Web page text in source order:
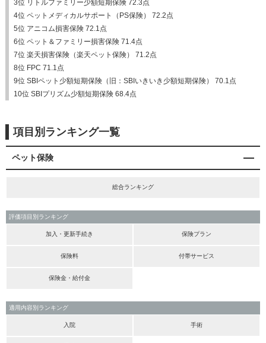
3位 リトルファミリー少額短期保険 72.3点
4位 ペットメディカルサポート（PS保険） 72.2点
5位 アニコム損害保険 72.1点
6位 ペット＆ファミリー損害保険 71.4点
7位 楽天損害保険（楽天ペット保険） 71.2点
8位 FPC 71.1点
9位 SBIペット少額短期保険（旧：SBIいきいき少額短期保険） 70.1点
10位 SBIプリズム少額短期保険 68.4点
項目別ランキング一覧
ペット保険
総合ランキング
評価項目別ランキング
加入・更新手続き 保険プラン
保険料 付帯サービス
保険金・給付金
適用内容別ランキング
入院 手術